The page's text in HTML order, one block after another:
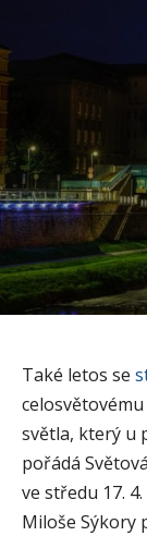
Také letos se
světla, který u
pořádá
ve středu 17.
Miloše Sýkory